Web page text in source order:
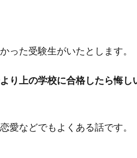
った受験生がいたとします。
り上の学校に合格したら悔し
愛などでもよくある話です。